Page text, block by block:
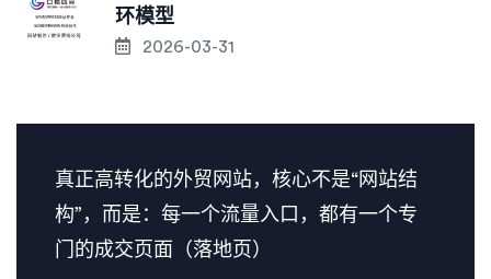
环模型
2026-03-31
真正高转化的外贸网站，核心不是“网站结
构”，而是：每一个流量入口，都有一个专
门的成交页面（落地页）